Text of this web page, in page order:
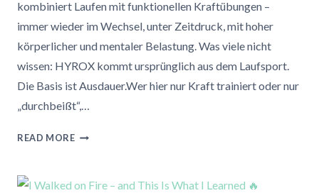
kombiniert Laufen mit funktionellen Kraftübungen –
immer wieder im Wechsel, unter Zeitdruck, mit hoher
körperlicher und mentaler Belastung. Was viele nicht
wissen: HYROX kommt ursprünglich aus dem Laufsport.
Die Basis ist Ausdauer.Wer hier nur Kraft trainiert oder nur
„durchbeißt“,…
READ MOREWIE
BESSERER